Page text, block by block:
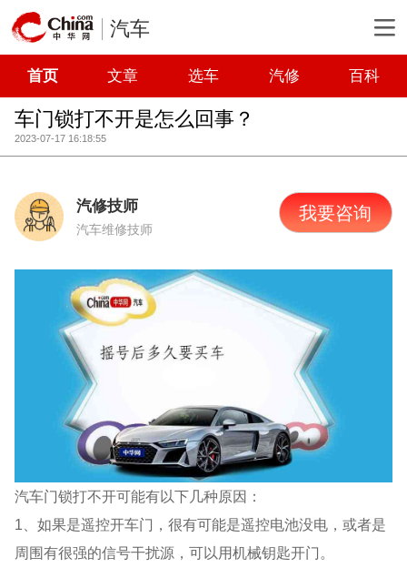
汽车
首页 文章 选车 汽修 百科
车门锁打不开是怎么回事？
2023-07-17 16:18:55
汽修技师
汽车维修技师
我要咨询
汽车门锁打不开可能有以下几种原因：
1、如果是遥控开车门，很有可能是遥控电池没电，或者是
周围有很强的信号干扰源，可以用机械钥匙开门。